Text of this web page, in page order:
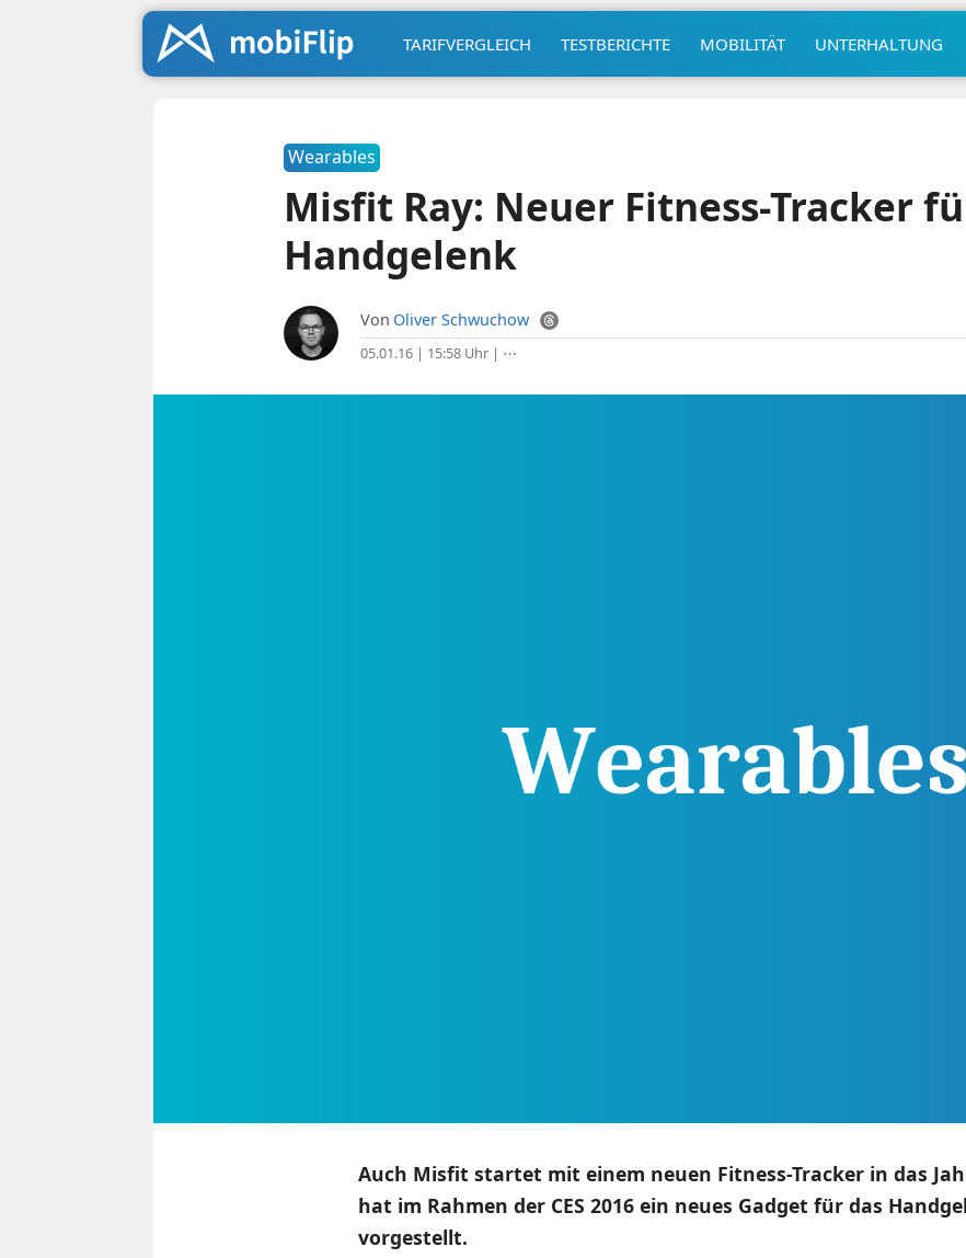
TARIFVERGLEICH TESTBERICHTE MOBILITÄT UNTERHALTUNG
Wearables
Misfit Ray: Neuer Fitness-Tracker
Handgelenk
Von Oliver Schwuchow
05.01.16 | 15:58 Uhr| ⋯
Auch Misfit startet mit einem neuen Fitness-Tracker in das
hat im Rahmen der CES 2016 ein neues Gadget für das
vorgestellt.